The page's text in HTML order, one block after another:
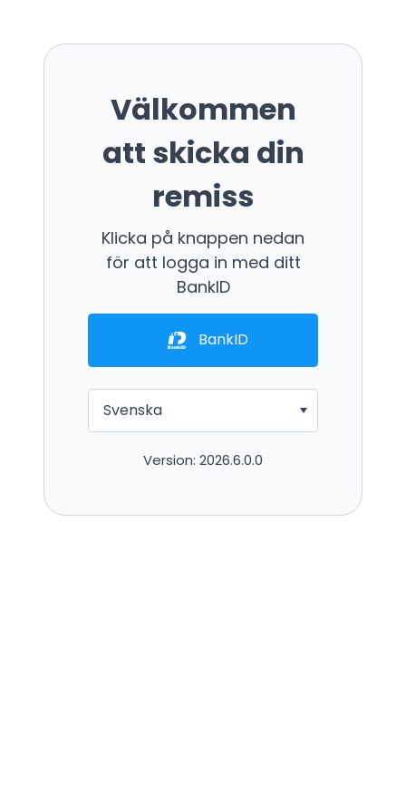
Välkommen
att skicka din
remiss
Klicka på knappen nedan
för att logga in med ditt
BankID
BankID
Svenska
Version: 2026.6.0.0